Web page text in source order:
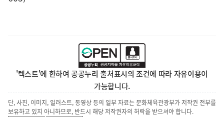
'텍스트'에 한하여 공공누리 출처표시의 조건에 따라 자유이용이
가능합니다.
단, 사진, 이미지, 일러스트, 동영상 등의 일부 자료는 문화체육관광부가 저작권 전부를
보유하고 있지 아니하므로, 반드시 해당 저작권자의 허락을 받으셔야 합니다.